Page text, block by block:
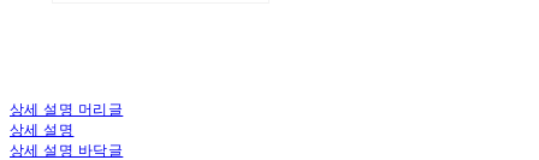
상세 설명 머리글
상세 설명
상세 설명 바닥글